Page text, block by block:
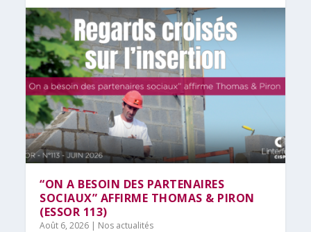
“ON A BESOIN DES PARTENAIRES
SOCIAUX” AFFIRME THOMAS & PIRON
(ESSOR 113)
Août 6, 2026 | Nos actualités